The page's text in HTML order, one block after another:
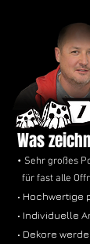
Was
• Sehr großes
für fast alle
•
• Individuelle
• Dekore